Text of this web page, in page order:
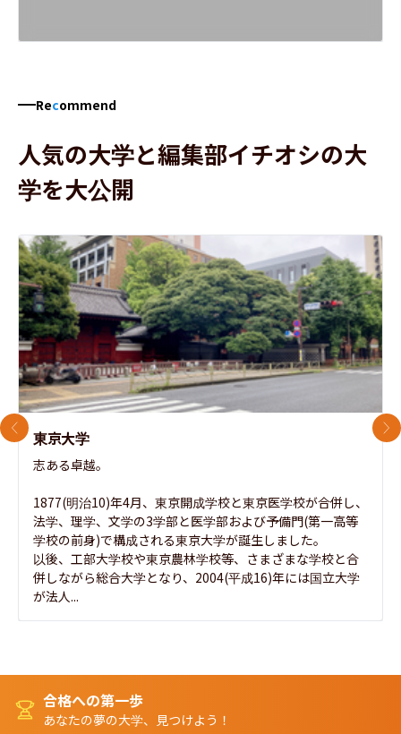
Recommend
人気の大学と編集部イチオシの大
学を大公開
東京大学
志ある卓越。
1877(明治10)年4月、東京開成学校と東京医学校が合併し、
法学、理学、文学の3学部と医学部および予備門(第一高等
学校の前身)で構成される東京大学が誕生しました。
以後、工部大学校や東京農林学校等、さまざまな学校と合
併しながら総合大学となり、2004(平成16)年には国立大学
が法人...
前のスライド 次
合格への第一歩
あなたの夢の大学、見つけよう！